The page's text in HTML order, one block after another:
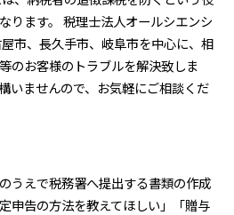
ります。 税理士法人オールシエンシ
市、長久手市、岐阜市を中心に、相
のお客様のトラブルを解決致しま
いませんので、お気軽にご相談くだ
うえで税務署へ提出する書類の作成
申告の方法を教えてほしい」「贈与